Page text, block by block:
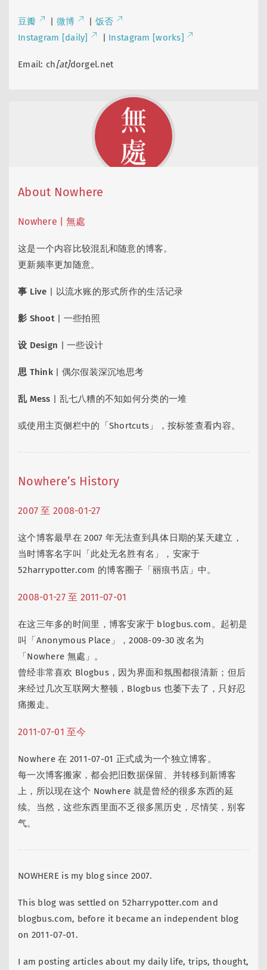
豆瓣 | 微博 | 饭否
Instagram [daily]
| Instagram [works]
Email: ch[at]dorgel.net
About Nowhere
Nowhere | 無處
这是一个内容比较混乱和随意的博客。
更新频率更加随意。
事 Live | 以流水账的形式所作的生活记录
影 Shoot | 一些拍照
设 Design | 一些设计
思 Think | 偶尔假装深沉地思考
乱 Mess | 乱七八糟的不知如何分类的一堆
或使用主页侧栏中的「Shortcuts」，按标签查看内容。
Nowhere’s History
2007 至 2008-01-27
这个博客最早在 2007 年无法查到具体日期的某天建立，
当时博客名字叫「此处无名胜有名」，安家于
52harrypotter.com 的博客圈子「丽痕书店」中。
2008-01-27 至 2011-07-01
在这三年多的时间里，博客安家于 blogbus.com。起初是
叫「Anonymous Place」，2008-09-30 改名为
「Nowhere 無處」。
曾经非常喜欢 Blogbus，因为界面和氛围都很清新；但后
来经过几次互联网大整顿，Blogbus 也萎下去了，只好忍
痛搬走。
2011-07-01 至今
Nowhere 在 2011-07-01 正式成为一个独立博客。
每一次博客搬家，都会把旧数据保留、并转移到新博客
上，所以现在这个 Nowhere 就是曾经的很多东西的延
续。当然，这些东西里面不乏很多黑历史，尽情笑，别客
气。
NOWHERE is my blog since 2007.
This blog was settled on 52harrypotter.com and
blogbus.com, before it became an independent blog
on 2011-07-01.
I am posting articles about my daily life, trips, thought,